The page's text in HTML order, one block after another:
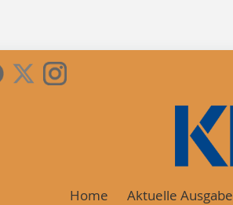
Home Aktuelle Ausgabe